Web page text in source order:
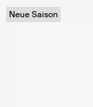
Neue Saison